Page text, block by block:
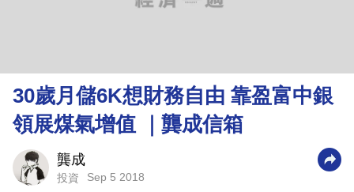
理
財
商
科
30歲月儲6K想財務自由 靠盈富中銀
領展煤氣增值 ｜龔成信箱
龔成
投資 Sep 5 2018